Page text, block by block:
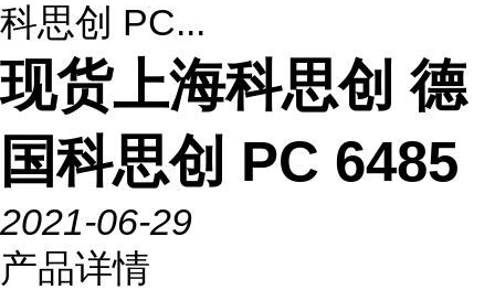
科思创 PC...
现货上海科思创 德
国科思创 PC 6485
2021-06-29
产品详情